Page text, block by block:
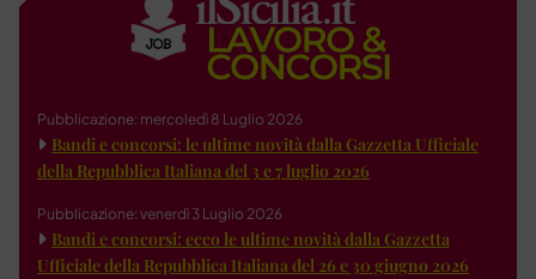
Pubblicazione: mercoledì 8 Luglio 2026
Bandi e concorsi: le ultime novità dalla Gazzetta Ufficiale
della Repubblica Italiana del 3 e 7 luglio 2026
Pubblicazione: venerdì 3 Luglio 2026
Bandi e concorsi: ecco le ultime novità dalla Gazzetta
Ufficiale della Repubblica Italiana del 26 e 30 giugno 2026